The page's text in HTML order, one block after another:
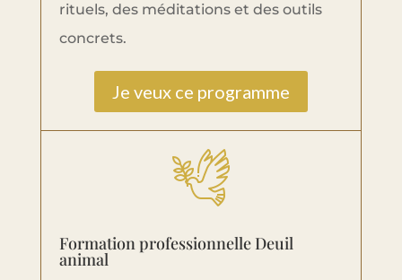
rituels, des méditations et des outils
concrets.
Je veux ce programme
Formation professionnelle Deuil
animal